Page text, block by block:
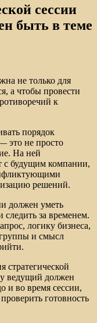
сессии
быть в теме
не только для
а чтобы провести
к
порядок
это не просто
На ней
с будущим компании,
решений.
должен уметь
следить за временем.
логику бизнеса,
и смысл
стратегической
ведущий должен
и во время сессии,
готовность